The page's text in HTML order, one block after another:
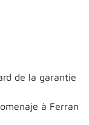
de la garantie
à Ferran